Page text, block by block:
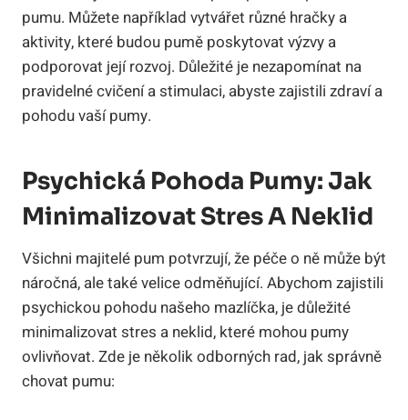
pumu. Můžete například vytvářet různé hračky a
aktivity, které budou pumě poskytovat výzvy a
podporovat její rozvoj. Důležité je nezapomínat na
pravidelné cvičení a stimulaci, abyste zajistili zdraví a
pohodu vaší pumy.
Psychická Pohoda Pumy: Jak
Minimalizovat Stres A Neklid
Všichni majitelé pum potvrzují, že péče o ně může být
náročná, ale také velice odměňující. Abychom zajistili
psychickou pohodu našeho mazlíčka, je důležité
minimalizovat stres a neklid, které mohou pumy
ovlivňovat. Zde je několik odborných rad, jak správně
chovat pumu: